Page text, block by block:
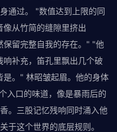
通过。 "数值达到上限的同
从竹简的缝隙里挤出
留完整自我的存在。" "他
补充，笛孔里飘出几个破
。" 林昭皱起眉。他的身体
口的味道，像是暴雨后的
。三股记忆残响同时涌入他
于这个世界的底层规则。